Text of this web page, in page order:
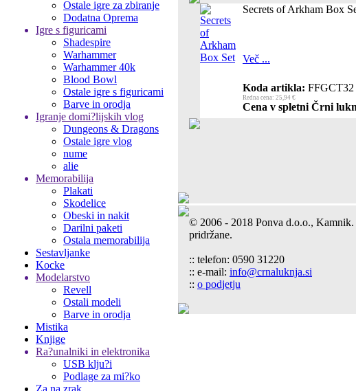
Ostale igre za zbiranje
Dodatna Oprema
Igre s figuricami
Shadespire
Warhammer
Warhammer 40k
Blood Bowl
Ostale igre s figuricami
Barve in orodja
Igranje domi?lijskih vlog
Dungeons & Dragons
Ostale igre vlog
nume
alie
Memorabilija
Plakati
Skodelice
Obeski in nakit
Darilni paketi
Ostala memorabilija
Sestavljanke
Kocke
Modelarstvo
Revell
Ostali modeli
Barve in orodja
Mistika
Knjige
Ra?unalniki in elektronika
USB klju?i
Podlage za mi?ko
Za na zrak
Secrets of Arkham Box
Več ...
Koda artikla: FFGCT32
Redna cena: 25,94 €
Cena v spletni Črni
© 2006 - 2018 Ponva d.o.o., Kamnik.
pridržane.
:: telefon: 0590 31220
:: e-mail: info@crnaluknja.si
:: o podjetju